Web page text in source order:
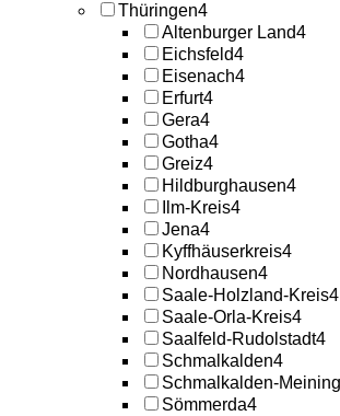
Thüringen4
Altenburger Land4
Eichsfeld4
Eisenach4
Erfurt4
Gera4
Gotha4
Greiz4
Hildburghausen4
Ilm-Kreis4
Jena4
Kyffhäuserkreis4
Nordhausen4
Saale-Holzland-Kreis4
Saale-Orla-Kreis4
Saalfeld-Rudolstadt4
Schmalkalden4
Schmalkalden-
Sömmerda4